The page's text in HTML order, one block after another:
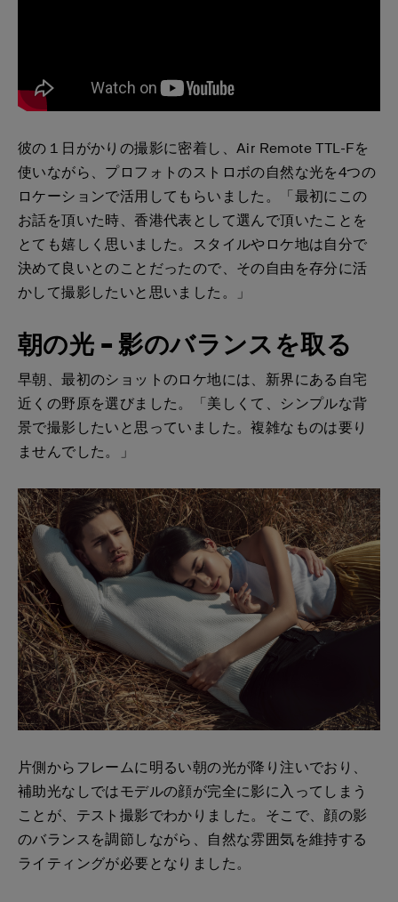
彼の１日がかりの撮影に密着し、Air Remote TTL-Fを
使いながら、プロフォトのストロボの自然な光を4つの
ロケーションで活用してもらいました。「最初にこの
お話を頂いた時、香港代表として選んで頂いたことを
とても嬉しく思いました。スタイルやロケ地は自分で
決めて良いとのことだったので、その自由を存分に活
かして撮影したいと思いました。」
朝の光 – 影のバランスを取る
早朝、最初のショットのロケ地には、新界にある自宅
近くの野原を選びました。「美しくて、シンプルな背
景で撮影したいと思っていました。複雑なものは要り
ませんでした。」
片側からフレームに明るい朝の光が降り注いでおり、
補助光なしではモデルの顔が完全に影に入ってしまう
ことが、テスト撮影でわかりました。そこで、顔の影
のバランスを調節しながら、自然な雰囲気を維持する
ライティングが必要となりました。